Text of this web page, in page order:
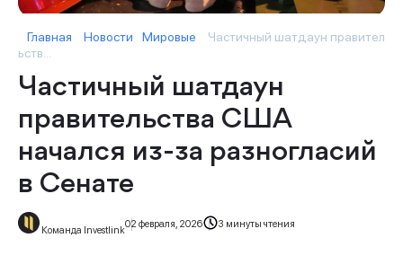
Главная Новости Мировые
Частичный шатдаун правител
ьств...
Частичный шатдаун
правительства США
начался из-за разногласий
в Сенате
Команда Investlink
02 февраля, 2026 3 минуты чтения